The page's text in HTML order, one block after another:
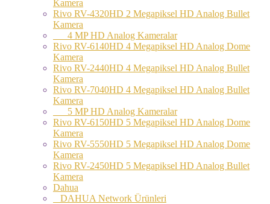
Kamera
Rivo RV-4320HD 2 Megapiksel HD Analog Bullet
Kamera
4 MP HD Analog Kameralar
Rivo RV-6140HD 4 Megapiksel HD Analog Dome
Kamera
Rivo RV-2440HD 4 Megapiksel HD Analog Bullet
Kamera
Rivo RV-7040HD 4 Megapiksel HD Analog Bullet
Kamera
5 MP HD Analog Kameralar
Rivo RV-6150HD 5 Megapiksel HD Analog Dome
Kamera
Rivo RV-5550HD 5 Megapiksel HD Analog Dome
Kamera
Rivo RV-2450HD 5 Megapiksel HD Analog Bullet
Kamera
Dahua
DAHUA Network Ürünleri